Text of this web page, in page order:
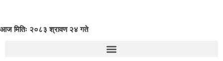
आज मितिः २०८३ श्रावण २४ गते